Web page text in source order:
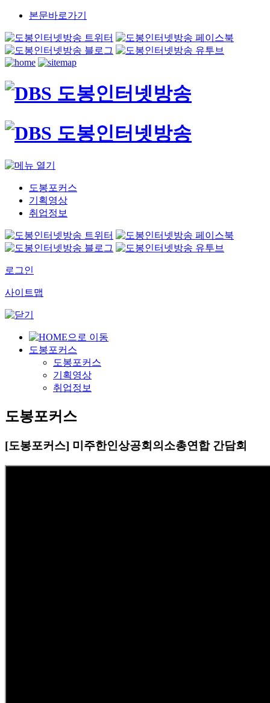
본문바로가기
도봉포커스
기획영상
취업정보
로그인
사이트맵
도봉포커스
도봉포커스
기획영상
취업정보
도봉포커스
[도봉포커스] 미주한인상공회의소총연합 간담회